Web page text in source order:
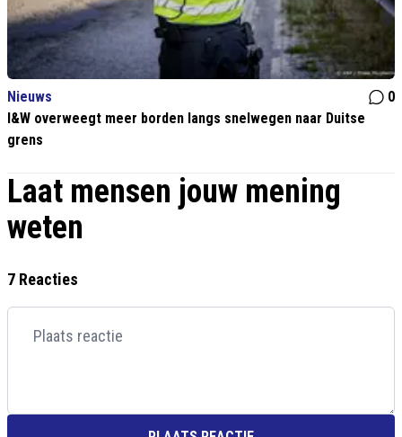
Nieuws
0
I&W overweegt meer borden langs snelwegen naar Duitse
grens
Laat mensen jouw mening
weten
7 Reacties